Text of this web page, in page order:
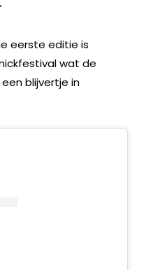
eerste editie is
wat de
blijvertje in